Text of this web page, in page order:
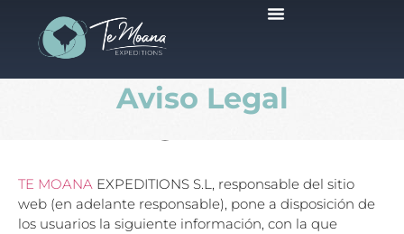
Aviso LegalAviso Legal
TE MOANA EXPEDITIONS S.L, responsable del sitio
web (en adelante responsable), pone a disposición de
los usuarios la siguiente información, con la que